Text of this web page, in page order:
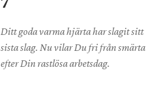
Ditt goda varma hjärta har slagit sitt
sista slag. Nu vilar Du fri från smärta
efter Din rastlösa arbetsdag.